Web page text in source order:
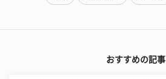
おすすめの記事